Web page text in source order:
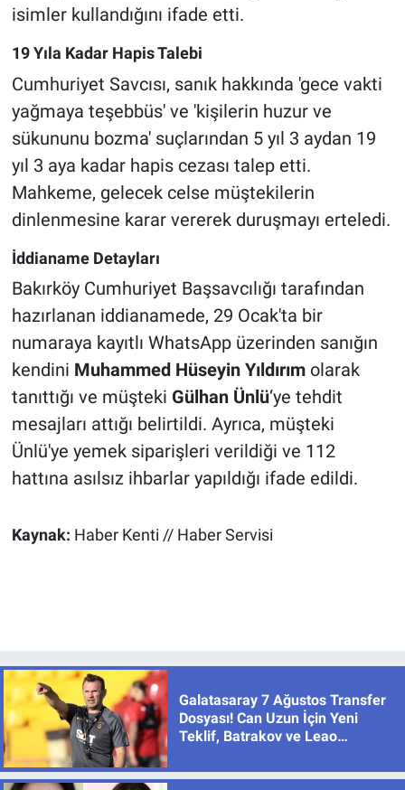
isimler kullandığını ifade etti.
19 Yıla Kadar Hapis Talebi
Cumhuriyet Savcısı, sanık hakkında 'gece vakti
yağmaya teşebbüs' ve 'kişilerin huzur ve
sükununu bozma' suçlarından 5 yıl 3 aydan 19
yıl 3 aya kadar hapis cezası talep etti.
Mahkeme, gelecek celse müştekilerin
dinlenmesine karar vererek duruşmayı erteledi.
İddianame Detayları
Bakırköy Cumhuriyet Başsavcılığı tarafından
hazırlanan iddianamede, 29 Ocak'ta bir
numaraya kayıtlı WhatsApp üzerinden sanığın
kendini Muhammed Hüseyin Yıldırımolarak
tanıttığı ve müşteki Gülhan Ünlü‘ye tehdit
mesajları attığı belirtildi. Ayrıca, müşteki
Ünlü'ye yemek siparişleri verildiği ve 112
hattına asılsız ihbarlar yapıldığı ifade edildi.
Kaynak: Haber Kenti // Haber Servisi
Galatasaray 7 Ağustos Transfer
Dosyası! Can Uzun İçin Yeni
Teklif, Batrakov ve Leao